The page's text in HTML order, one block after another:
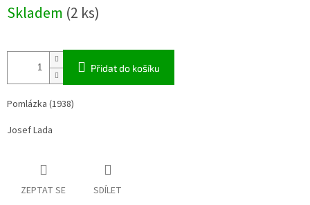
cena:
Skladem (2 ks)
Přidat do košíku
Pomlázka (1938)
Josef Lada
ZEPTAT SE SDÍLET